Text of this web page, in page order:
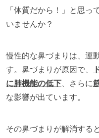
「体質だから！」と思っ
いませんか？
慢性的な鼻づまりは、運
す。鼻づまりが原因で、
に肺機能の低下 、さらに
な影響が出ています。
その鼻づまりが解消する